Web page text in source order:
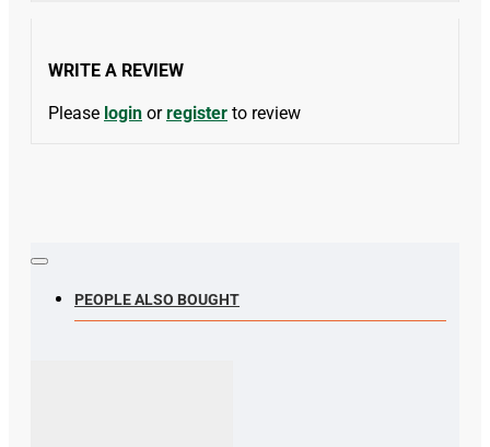
WRITE A REVIEW
Please login orregister to review
PEOPLE ALSO BOUGHT